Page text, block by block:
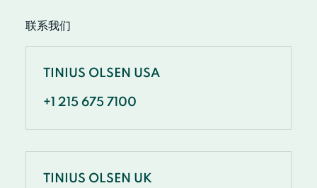
联系我们
TINIUS OLSEN USA
+1 215 675 7100
TINIUS OLSEN UK